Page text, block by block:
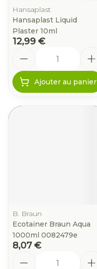
Hansaplast
Hansaplast Liquid
Plaster 10ml
12,99 €
Ajouter au panier
B. Braun
Ecotainer Braun Aqua
1000ml 0082479e
8,07 €